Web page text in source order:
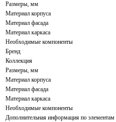
Размеры, мм
Материал корпуса
Материал фасада
Материал каркаса
Необходимые компоненты
Бренд
Коллекция
Размеры, мм
Материал корпуса
Материал фасада
Материал каркаса
Необходимые компоненты
Дополнительная информация по элементам